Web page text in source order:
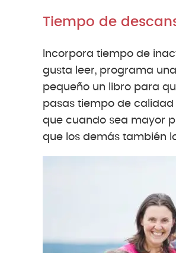
Tiempo de
Incorpora tiempo de
gusta leer, programa
pequeño un libro para
pasas tiempo de calidad
que cuando sea mayor
que los demás también